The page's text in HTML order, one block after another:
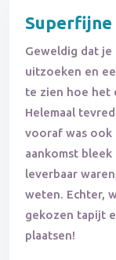
Superfijne
Geweldig dat
uitzoeken en
te zien hoe het
Helemaal
vooraf was ook
aankomst
leverbaar
weten. Echter,
gekozen tapijt
plaatsen!